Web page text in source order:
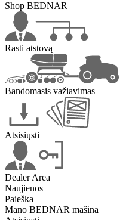
Shop BEDNAR
Rasti atstovą
Bandomasis važiavimas
Atsisiųsti
Dealer Area
Naujienos
Paieška
Mano BEDNAR mašina